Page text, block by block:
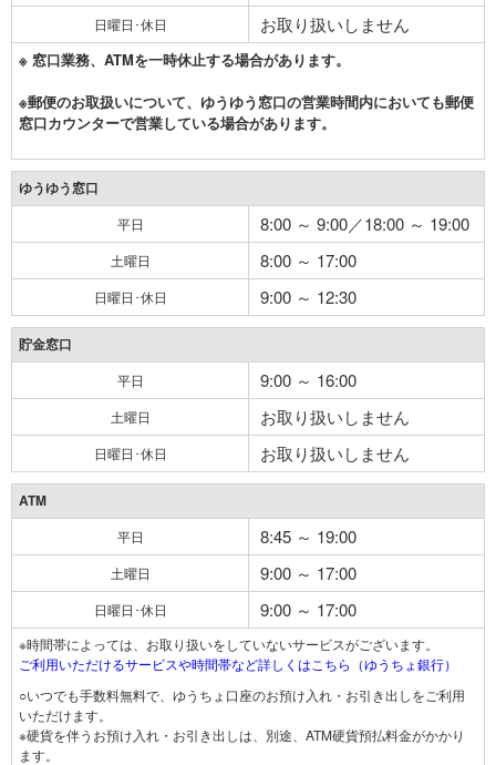
日曜日･休日 お取り扱いしません
※ 窓口業務、ATMを一時休止する場合があります。
※郵便のお取扱いについて、ゆうゆう窓口の営業時間内においても郵便
窓口カウンターで営業している場合があります。
ゆうゆう窓口
平日 8:00 ～ 9:00／18:00 ～ 19:00
土曜日 8:00 ～ 17:00
日曜日･休日 9:00 ～ 12:30
貯金窓口
平日 9:00 ～ 16:00
土曜日 お取り扱いしません
日曜日･休日 お取り扱いしません
ATM
平日 8:45 ～ 19:00
土曜日 9:00 ～ 17:00
日曜日･休日 9:00 ～ 17:00
※時間帯によっては、お取り扱いをしていないサービスがございます。
ご利用いただけるサービスや時間帯など詳しくはこちら（ゆうちょ銀行）
○いつでも手数料無料で、ゆうちょ口座のお預け入れ・お引き出しをご利用
いただけます。
※硬貨を伴うお預け入れ・お引き出しは、別途、ATM硬貨預払料金がかかり
ます。